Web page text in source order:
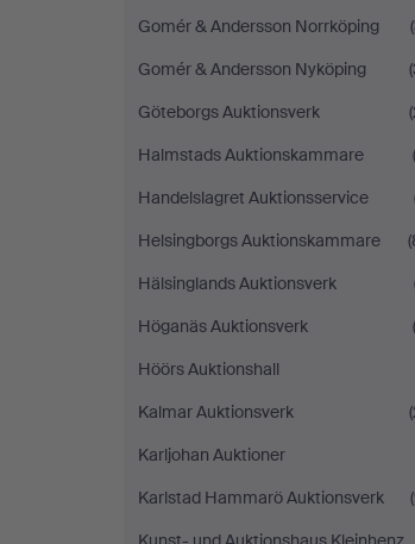
Gomér & Andersson Norrköping
Gomér & Andersson Nyköping
Göteborgs Auktionsverk
Halmstads Auktionskammare
Handelslagret Auktionsservice
Helsingborgs Auktionskammare
Hälsinglands Auktionsverk
Höganäs Auktionsverk
Höörs Auktionshall
Kalmar Auktionsverk
Karljohan Auktioner
Karlstad Hammarö Auktionsverk